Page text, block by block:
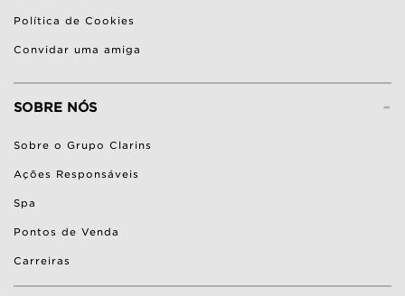
Política de Cookies
Convidar uma amiga
-
SOBRE NÓS
Sobre o Grupo Clarins
Ações Responsáveis
Spa
Pontos de Venda
Carreiras